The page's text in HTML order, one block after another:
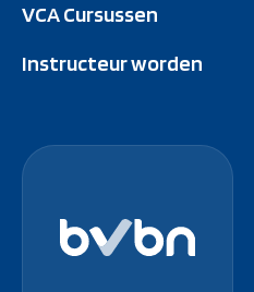
VCA Cursussen
Instructeur worden